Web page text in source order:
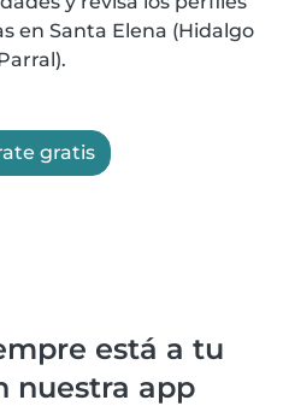
en Santa Elena (Hidalgo
gratis
está a tu
nuestra app